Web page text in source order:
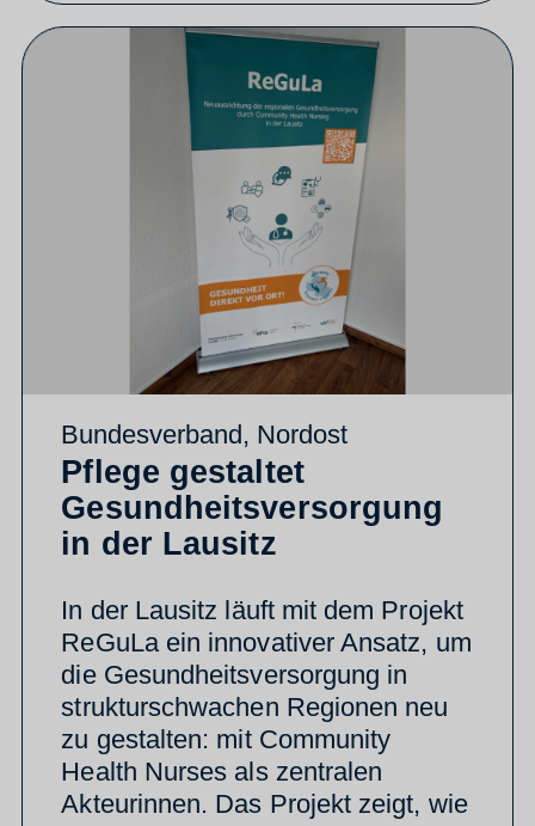
Bundesverband , Nordost
Pflege gestaltet
Gesundheitsversorgung
in der Lausitz
In der Lausitz läuft mit dem Projekt
ReGuLa ein innovativer Ansatz, um
die Gesundheitsversorgung in
strukturschwachen Regionen neu
zu gestalten: mit Community
Health Nurses als zentralen
Akteurinnen. Das Projekt zeigt, wie